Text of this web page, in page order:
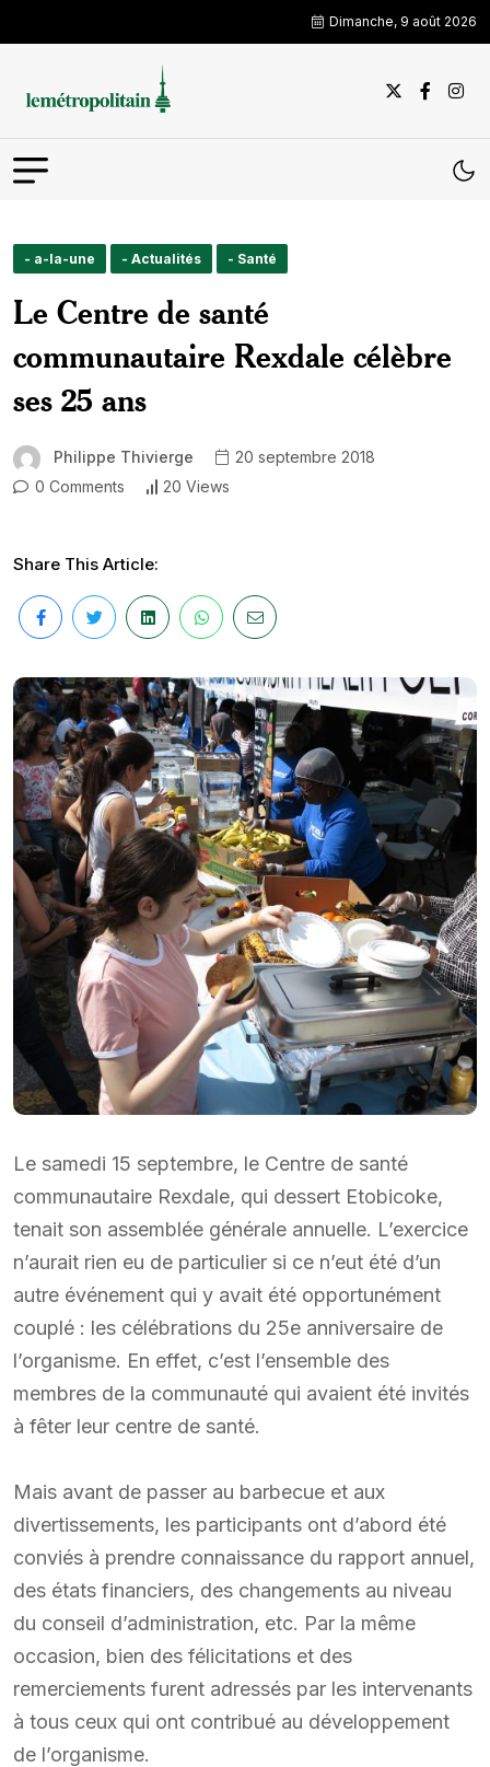
Dimanche, 9 août 2026
- a-la-une - Actualités - Santé
Le Centre de santé
communautaire Rexdale célèbre
ses 25 ans
Philippe Thivierge
20 septembre 2018
0 Comments
20 Views
Share This Article:
Le samedi 15 septembre, le Centre de santé
communautaire Rexdale, qui dessert Etobicoke,
tenait son assemblée générale annuelle. L’exercice
n’aurait rien eu de particulier si ce n’eut été d’un
autre événement qui y avait été opportunément
couplé : les célébrations du 25e anniversaire de
l’organisme. En effet, c’est l’ensemble des
membres de la communauté qui avaient été invités
à fêter leur centre de santé.
Mais avant de passer au barbecue et aux
divertissements, les participants ont d’abord été
conviés à prendre connaissance du rapport annuel,
des états financiers, des changements au niveau
du conseil d’administration, etc. Par la même
occasion, bien des félicitations et des
remerciements furent adressés par les intervenants
à tous ceux qui ont contribué au développement
de l’organisme.